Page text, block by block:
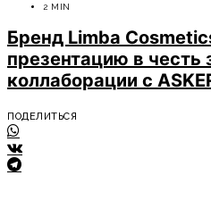
2 MIN
Бренд Limba
презентацию в честь
коллаборации с
ПОДЕЛИТЬСЯ